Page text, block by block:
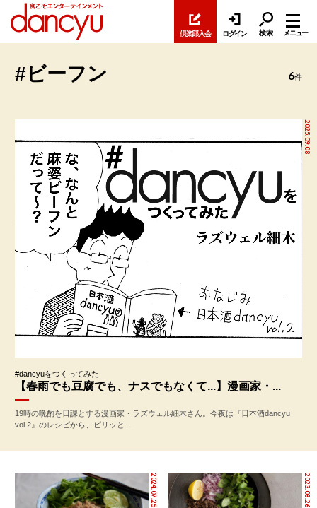
倶楽部入会 ログイン 検索 メニュー
#ビーフン 6件
2025.09.08
#dancyuをつくってみた
【春雨でも豆腐でも、ナスでもなくて...】漫画家・...
19時の晩酌を日課とする漫画家・ラズウェル細木さん。今夜は『日本酒dancyu
vol.2』のレシピから、ピリッと...
2024.07.25 2023.08.26